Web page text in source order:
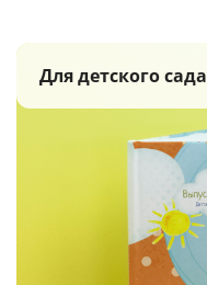
Для детского сада